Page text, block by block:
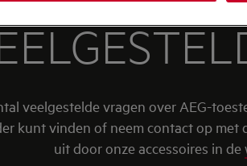
veelgestelde vragen over AEG-
kunt vinden of neem contact op met
uit door onze accessoires in de